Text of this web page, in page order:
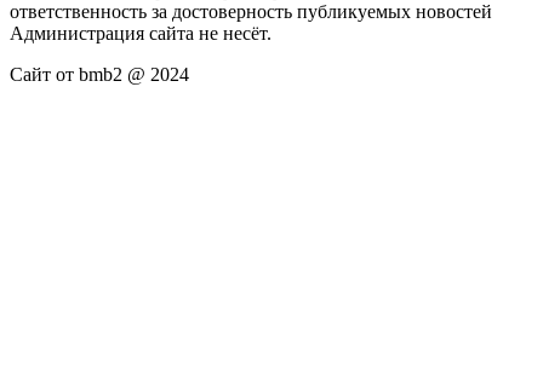
ответственность за достоверность публикуемых новостей
Администрация сайта не несёт.
Сайт от bmb2 @ 2024